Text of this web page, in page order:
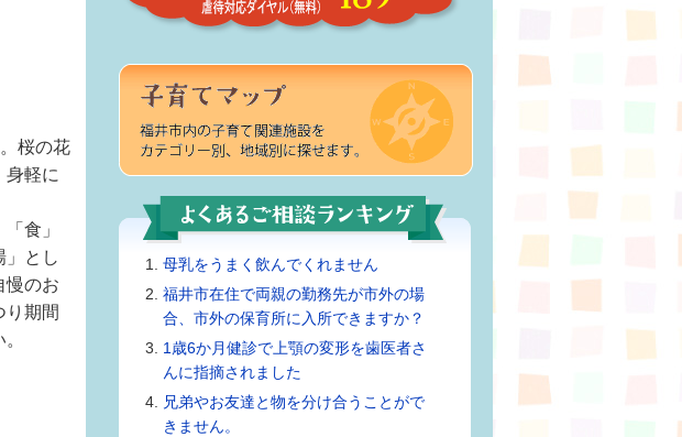
桜の花
身軽に
食」
」とし
慢のお
り期間
母乳をうまく飲んでくれません
福井市在住で両親の勤務先が市外の場
合、市外の保育所に入所できますか？
1歳6か月健診で上顎の変形を歯医者さ
んに指摘されました
兄弟やお友達と物を分け合うことがで
きません。